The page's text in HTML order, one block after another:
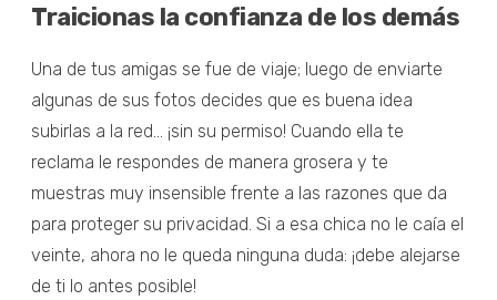
Traicionas la confianza de los demás
Una de tus amigas se fue de viaje; luego de enviarte
algunas de sus fotos decides que es buena idea
subirlas a la red... ¡sin su permiso! Cuando ella te
reclama le respondes de manera grosera y te
muestras muy insensible frente a las razones que da
para proteger su privacidad. Si a esa chica no le caía el
veinte, ahora no le queda ninguna duda: ¡debe alejarse
de ti lo antes posible!